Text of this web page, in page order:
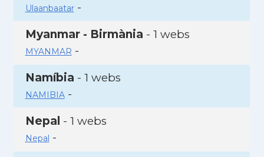
Ulaanbaatar-
Myanmar - Birmània - 1 webs
MYANMAR -
Namíbia - 1 webs
NAMIBIA-
Nepal - 1 webs
Nepal -